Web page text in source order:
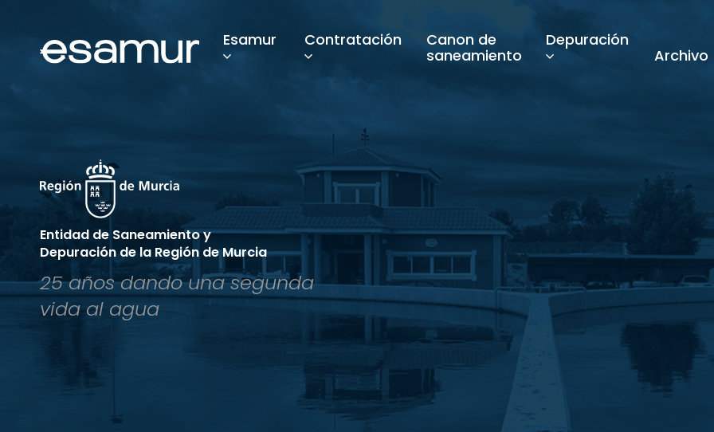
Esamur Contratación
Canon de
saneamiento
Depuración
Archivo
Entidad de Saneamiento y
Depuración de la Región de Murcia
25 años dando una segunda
vida al agua